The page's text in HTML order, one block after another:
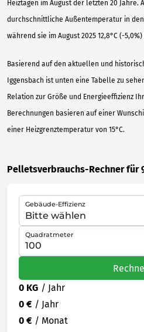
Heiztagen im August der letzten 20 Jahre.
durchschnittliche Außentemperatur in den
während sie im August 2025 12,8°C (-
Basierend auf den aktuellen und
Iggensbach ist unten eine Tabelle zu
Relation zur Größe und Energieeffizienz
Berechnungen basieren auf einer
einer Heizgrenztemperatur von 15°C.
Pelletsverbrauchs-Rechner für
Gebäude-Effizienz
Quadratmeter
0 KG / Jahr
0 € / Jahr
0 € / Monat